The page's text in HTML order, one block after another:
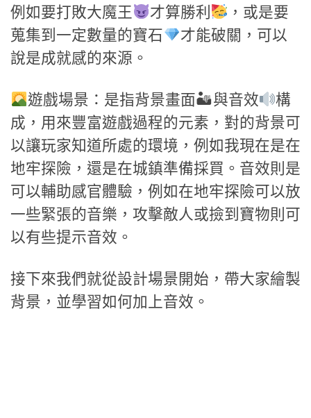
例如要打敗大魔王
才算勝利
，或是要
蒐集到一定數量的寶石
才能破關，可以
說是成就感的來源。
遊戲場景：是指背景畫面🏜與音效
構
成，用來豐富遊戲過程的元素，對的背景可
以讓玩家知道所處的環境，例如我現在是在
地牢探險，還是在城鎮準備採買。音效則是
可以輔助感官體驗，例如在地牢探險可以放
一些緊張的音樂，攻擊敵人或撿到寶物則可
以有些提示音效。
接下來我們就從設計場景開始，帶大家繪製
背景，並學習如何加上音效。